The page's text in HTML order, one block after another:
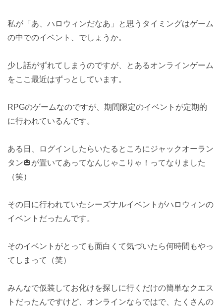
私が「あ、ハロウィンだなあ」と思うタイミングはゲーム
の中でのイベント、でしょうか。
少し話がずれてしまうのですが、とあるオンラインゲーム
をここ最近はずっとしています。
RPGのゲームなのですが、期間限定のイベントが定期的
に行われているんです。
ある日、ログインしたらいたるところにジャックオーラン
タン🎃が置いてあってなんじゃこりゃ！ってなりました
（笑）
その日に行われていたシーズナルイベントがハロウィンの
イベントだったんです。
そのイベントがとっても面白くて気づいたら何時間もやっ
てしまって（笑）
みんなで仮装してお化けを探しに行くだけの簡単なクエス
トだったんですけど、オンラインならではで、たくさんの